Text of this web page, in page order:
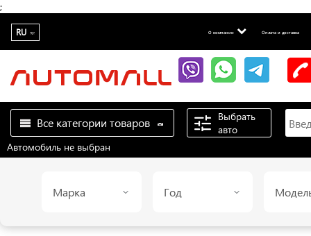
;
RU О компании Оплата и доставка
Все категории товаров
Выбрать
авто
Автомобиль не выбран
Марка Год